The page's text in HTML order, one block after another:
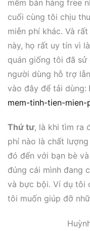
mềm bán hàng free
cuối cùng tôi chịu
miễn phí khác. Và
này, họ rất uy tín vì
quán giống tôi đã
người dùng hỗ trợ
vào đây để tải dùng:
mem-tinh-tien-
Thứ tư, là khi tìm ra
phí nào là chất
đó đến với bạn bè
đúng cái mình đang
và bực bội. Ví dụ tôi
tôi muốn giúp đỡ